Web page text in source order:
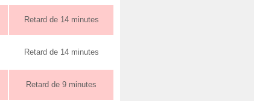
Retard de 14 minutes
Retard de 14 minutes
Retard de 9 minutes